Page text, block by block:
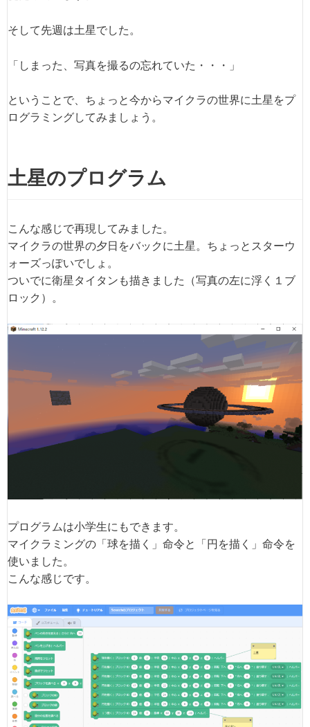
そして先週は土星でした。
「しまった、写真を撮るの忘れていた・・・」
ということで、ちょっと今からマイクラの世界に土星をプ
ログラミングしてみましょう。
土星のプログラム
こんな感じで再現してみました。
マイクラの世界の夕日をバックに土星。ちょっとスターウ
ォーズっぽいでしょ。
ついでに衛星タイタンも描きました（写真の左に浮く１ブ
ロック）。
プログラムは小学生にもできます。
マイクラミングの「球を描く」命令と「円を描く」命令を
使いました。
こんな感じです。